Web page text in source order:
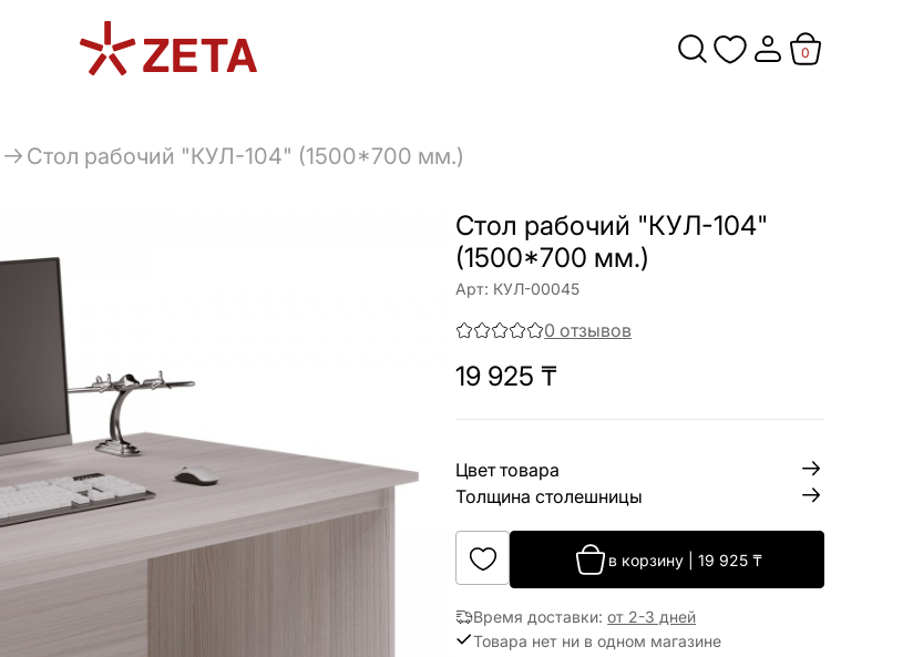
0
Стол рабочий "КУЛ-104" (1500*700 мм.)
Стол рабочий "КУЛ-104"
(1500*700 мм.)
Арт: КУЛ-00045
0 отзывов
19 925 ₸
Цвет товара
Толщина столешницы
в корзину| 19 925₸
Время доставки:от 2-3 дней
Товара нет ни в одном магазине